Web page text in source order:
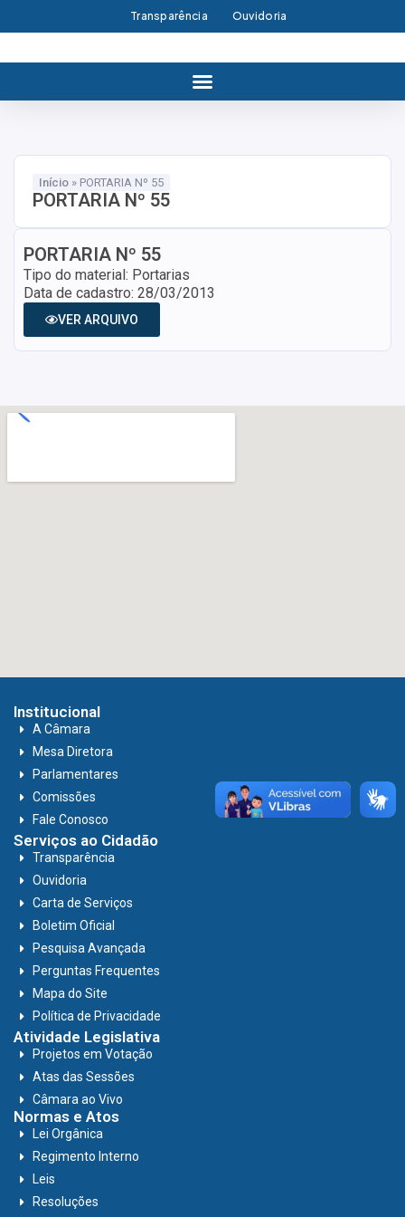
Transparência Ouvidoria
Início » PORTARIA Nº 55
PORTARIA Nº 55
PORTARIA Nº 55
Tipo do material: Portarias
Data de cadastro: 28/03/2013
VER ARQUIVO
Institucional
A Câmara
Mesa Diretora
Parlamentares
Comissões
Fale Conosco
Serviços ao Cidadão
Transparência
Ouvidoria
Carta de Serviços
Boletim Oficial
Pesquisa Avançada
Perguntas Frequentes
Mapa do Site
Política de Privacidade
Atividade Legislativa
Projetos em Votação
Atas das Sessões
Câmara ao Vivo
Normas e Atos
Lei Orgânica
Regimento Interno
Leis
Resoluções